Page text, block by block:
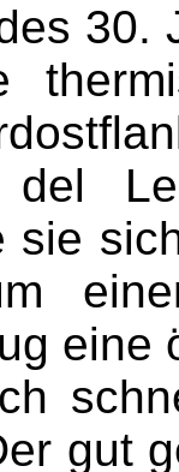
30.
sie
eine
gut